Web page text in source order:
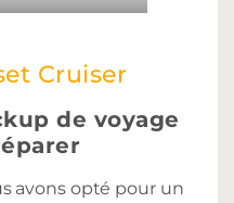
Cruiser
de voyage
avons opté pour un